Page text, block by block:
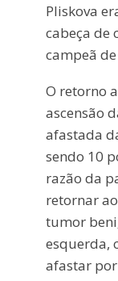
Pliskova
cabeça de
campeã
O retorno
ascensão
afastada
sendo 10
razão da
retornar
tumor
esquerda,
afastar